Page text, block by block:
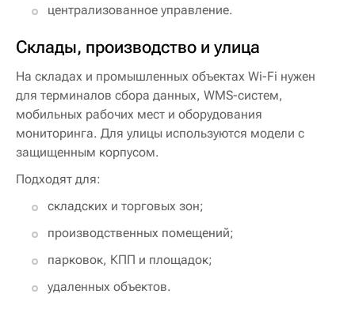
централизованное управление.
Склады, производство и улица
На складах и промышленных объектах Wi-Fi нужен
для терминалов сбора данных, WMS-систем,
мобильных рабочих мест и оборудования
мониторинга. Для улицы используются модели с
защищенным корпусом.
Подходят для:
складских и торговых зон;
производственных помещений;
парковок, КПП и площадок;
удаленных объектов.